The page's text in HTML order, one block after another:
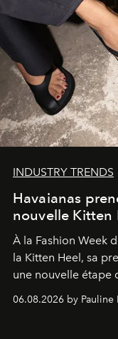
INDUSTRY TRENDS
Havaianas
nouvelle Kitten
À la Fashion Week
la Kitten Heel, sa
une nouvelle étape
06.08.2026 by